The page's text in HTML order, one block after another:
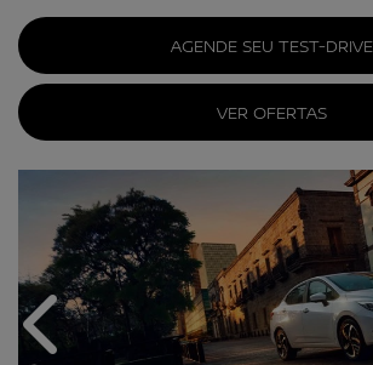
AGENDE SEU TEST-DRIVE
VER OFERTAS
Anterior